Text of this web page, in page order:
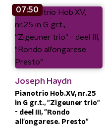
07:50
Joseph Haydn
Pianotrio Hob.XV, nr.25
in G gr.t., "Zigeuner trio"
- deel III, "Rondo
all'ongarese. Presto"